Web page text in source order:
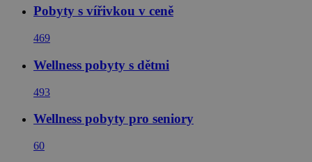
Pobyty s vířivkou v ceně
469
Wellness pobyty s dětmi
493
Wellness pobyty pro seniory
60